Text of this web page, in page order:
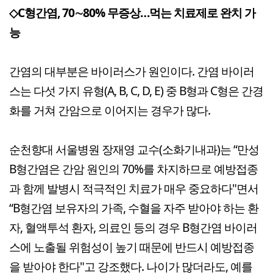
◇C형간염, 70∼80% 무증상…먹는 치료제로 완치 가
능
간염의 대부분은 바이러스가 원인이다. 간염 바이러
스는 다섯 가지 유형(A, B, C, D, E) 중 B형과 C형은 간경
화를 거쳐 간암으로 이어지는 경우가 많다.
순천향대 서울병원 장재영 교수(소화기내과)는 “만성
B형간염은 간암 원인의 70%를 차지하므로 예방접종
과 함께 발병시 적극적인 치료가 매우 중요하다"면서
“B형간염 보유자의 가족, 수혈을 자주 받아야 하는 환
자, 혈액투석 환자, 의료인 등의 경우 B형간염 바이러
스에 노출될 위험성이 높기 때문에 반드시 예방접종
을 받아야 한다"고 강조했다. 나이가 많더라도, 예를